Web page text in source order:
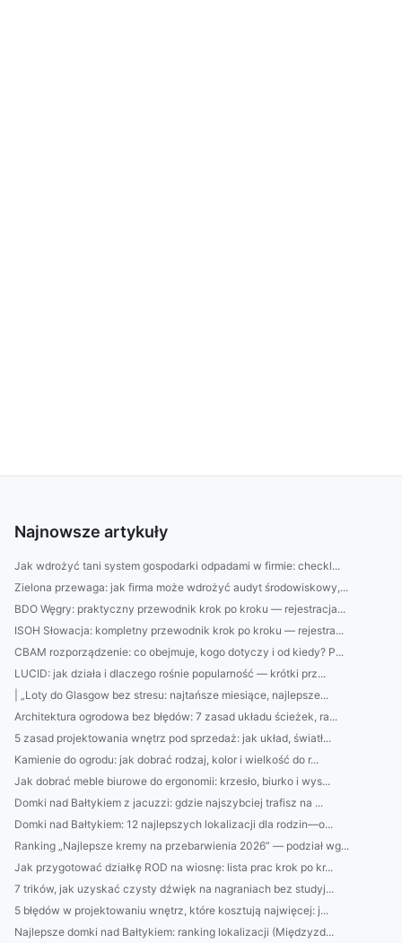
Najnowsze artykuły
Jak wdrożyć tani system gospodarki odpadami w firmie: checkl...
Zielona przewaga: jak firma może wdrożyć audyt środowiskowy,...
BDO Węgry: praktyczny przewodnik krok po kroku — rejestracja...
ISOH Słowacja: kompletny przewodnik krok po kroku — rejestra...
CBAM rozporządzenie: co obejmuje, kogo dotyczy i od kiedy? P...
LUCID: jak działa i dlaczego rośnie popularność — krótki prz...
| „Loty do Glasgow bez stresu: najtańsze miesiące, najlepsze...
Architektura ogrodowa bez błędów: 7 zasad układu ścieżek, ra...
5 zasad projektowania wnętrz pod sprzedaż: jak układ, światł...
Kamienie do ogrodu: jak dobrać rodzaj, kolor i wielkość do r...
Jak dobrać meble biurowe do ergonomii: krzesło, biurko i wys...
Domki nad Bałtykiem z jacuzzi: gdzie najszybciej trafisz na ...
Domki nad Bałtykiem: 12 najlepszych lokalizacji dla rodzin—o...
Ranking „Najlepsze kremy na przebarwienia 2026” — podział wg...
Jak przygotować działkę ROD na wiosnę: lista prac krok po kr...
7 trików, jak uzyskać czysty dźwięk na nagraniach bez studyj...
5 błędów w projektowaniu wnętrz, które kosztują najwięcej: j...
Najlepsze domki nad Bałtykiem: ranking lokalizacji (Międzyzd...